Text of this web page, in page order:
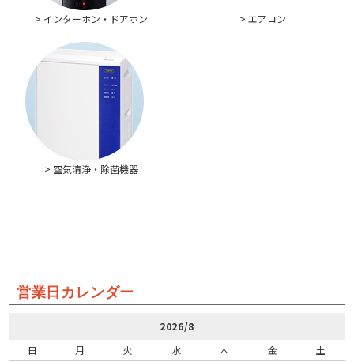
> インターホン・ドアホン > エアコン
> 空気清浄・除菌機器
営業日カレンダー
2026/8
日
月 火 水 木 金
土